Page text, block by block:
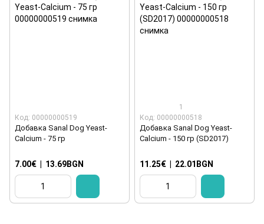
Код: 00000000519
Добавка Sanal Dog Yeast-
Calcium - 75 гр
7.00€ 13.69BGN
1
Код: 00000000518
Добавка Sanal Dog Yeast-
Calcium - 150 гр (SD2017)
11.25€ 22.01BGN